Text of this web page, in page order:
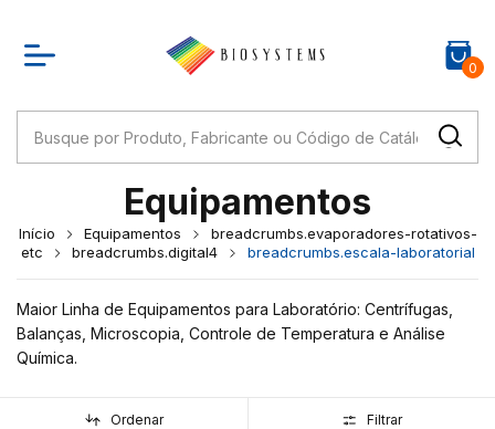
0
Equipamentos
Início Equipamentos
breadcrumbs.evaporadores-rotativos-
etc
breadcrumbs.digital4 breadcrumbs.escala-laboratorial
Maior Linha de Equipamentos para Laboratório: Centrífugas,
Balanças, Microscopia, Controle de Temperatura e Análise
Química.
Ordenar Filtrar